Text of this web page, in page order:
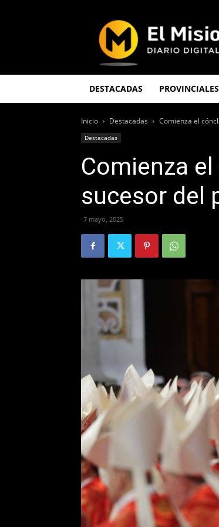
Misionero
DESTACADAS PROVINCIALES
Inicio Destacadas Comienza el
Destacadas
Comienza
sucesor del
7 mayo, 2025